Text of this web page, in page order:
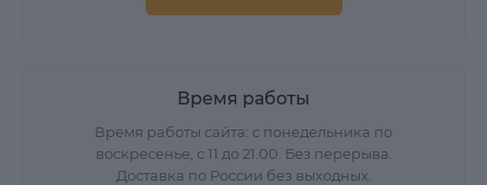
Время работы
Время работы сайта: с понедельника по
воскресенье, с 11 до 21.00. Без перерыва.
Доставка по России без выходных.